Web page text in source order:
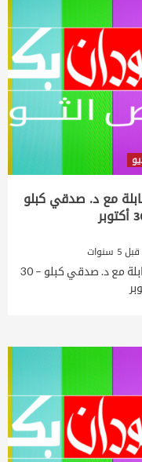
مع د. صدقي كبلو
قبل 5 سنوات
مقابلة مع د. صدقي كبلو – 30